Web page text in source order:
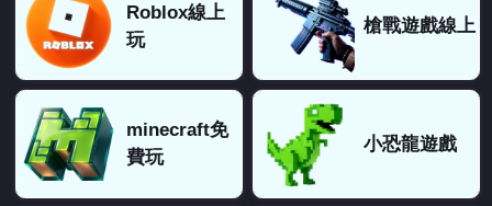
Roblox線上
玩
槍戰遊戲線上
minecraft免
費玩
小恐龍遊戲